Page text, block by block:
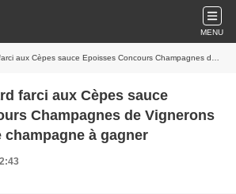
MENU
sauce Epoisses Concours Champagnes de Vignerons et 1 bouteille de champagne à gagner
farci aux Cèpes sauce
Champagnes de Vignerons
à gagner